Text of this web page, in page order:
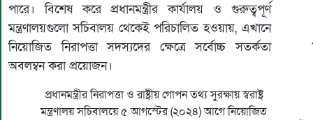
পারে। বিশেষ করে প্রধানমন্ত্রীর কার্যালয় ও গুরুত্বপূর্ণ
মন্ত্রণালয়গুলো সচিবালয় থেকেই পরিচালিত হওয়ায়, এখানে
নিয়োজিত নিরাপত্তা সদস্যদের ক্ষেত্রে সর্বোচ্চ সতর্কতা
অবলম্বন করা প্রয়োজন।
প্রধানমন্ত্রীর নিরাপত্তা ও রাষ্ট্রীয় গোপন তথ্য সুরক্ষায় স্বরাষ্ট্র
মন্ত্রণালয় সচিবালয়ে ৫ আগস্টের (২০২৪) আগে নিয়োজিত